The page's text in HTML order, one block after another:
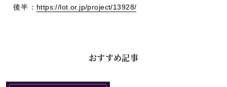
後半： https://lot.or.jp/project/13928/
おすすめ記事